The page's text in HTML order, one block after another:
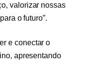
valorizar nossas
o futuro”.
e conectar o
apresentando